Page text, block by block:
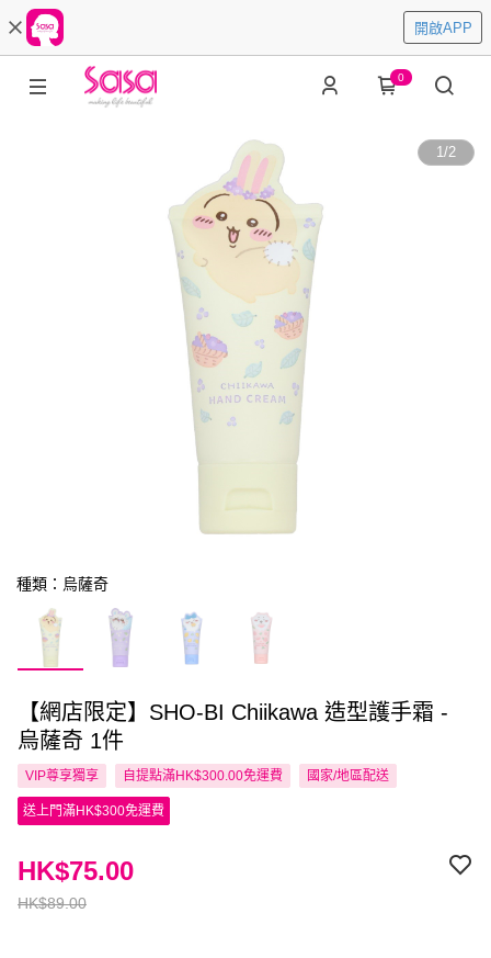
開啟APP
0
1/2
種類：烏薩奇
【網店限定】SHO-BI Chiikawa 造型護手霜 -
烏薩奇 1件
VIP尊享獨享 自提點滿HK$300.00免運費 國家/地區配送
送上門滿HK$300免運費
HK$89.00
HK$75.00